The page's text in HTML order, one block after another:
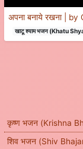
कृष्ण भजन (Krishna
शिव भजन (Shiv
अपना बनाये रखना |
खाटू श्याम भजन (Khatu